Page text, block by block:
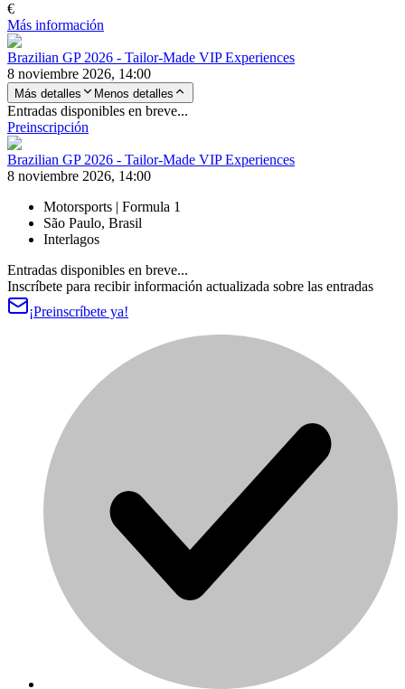
€
Más información
Brazilian GP 2026 - Tailor-Made VIP Experiences
8 noviembre 2026, 14:00
Más detalles Menos detalles
Entradas disponibles en breve...
Preinscripción
Brazilian GP 2026 - Tailor-Made VIP Experiences
8 noviembre 2026, 14:00
Motorsports | Formula 1
São Paulo, Brasil
Interlagos
Entradas disponibles en breve...
Inscríbete para recibir información actualizada sobre las entradas
¡Preinscríbete ya!